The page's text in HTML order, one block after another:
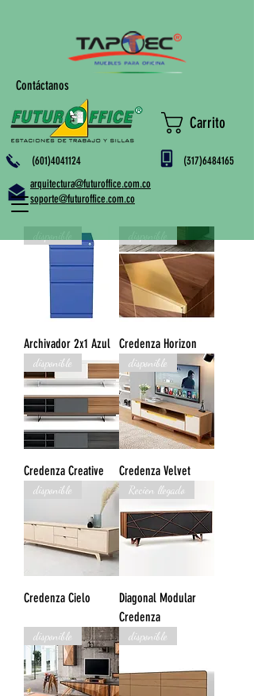
Contáctanos
Carrito
(601)4041124
(317)6484165
arquitectura@futuroffice.com.co
soporte@futuroffice.com.co
Archivador 2x1 Azul Credenza Horizon
disponible
Credenza Creative
disponible
Credenza Velvet
disponible
Credenza Cielo
Recien llegado
Diagonal Modular
Credenza
disponible disponible